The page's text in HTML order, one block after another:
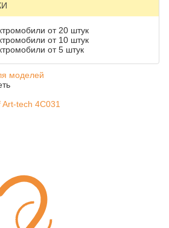
от 20 штук
от 10 штук
от 5 штук
моделей
tech 4C031